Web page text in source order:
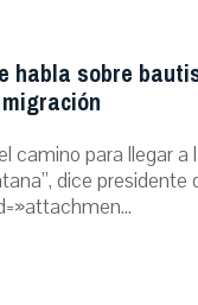
habla sobre
camino para llegar a
dice presidente